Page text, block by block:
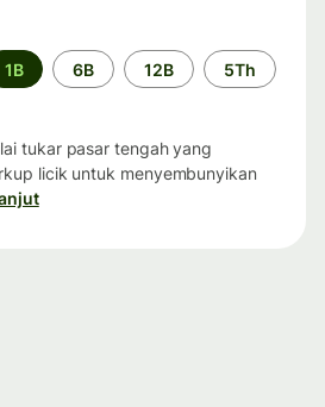
1B 6B 12B 5Th
tukar pasar tengah yang
licik untuk menyembunyikan